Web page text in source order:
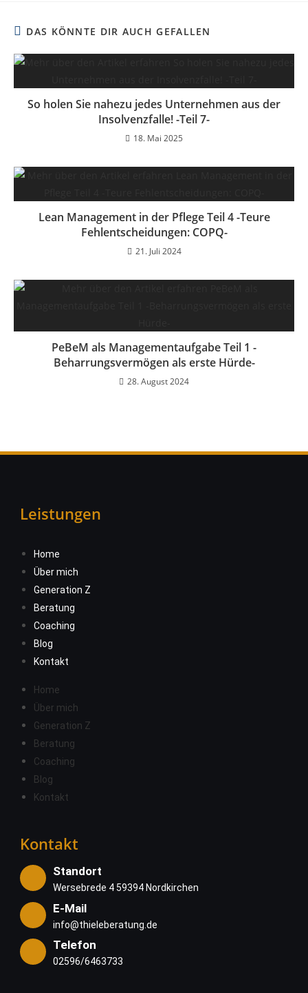
DAS KÖNNTE DIR AUCH GEFALLEN
So holen Sie nahezu jedes Unternehmen aus der
Insolvenzfalle! -Teil 7-
18. Mai 2025
Lean Management in der Pflege Teil 4 -Teure
Fehlentscheidungen: COPQ-
21. Juli 2024
PeBeM als Managementaufgabe Teil 1 -
Beharrungsvermögen als erste Hürde-
28. August 2024
Leistungen
Home
Über mich
Generation Z
Beratung
Coaching
Blog
Kontakt
Home
Über mich
Generation Z
Beratung
Coaching
Blog
Kontakt
Kontakt
Standort
Wersebrede 4 59394 Nordkirchen
E-Mail
info@thieleberatung.de
Telefon
02596/6463733